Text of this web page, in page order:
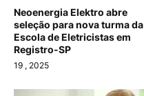
Neoenergia Elektro abre
seleção para nova turma da
Escola de Eletricistas em
Registro-SP
19 , 2025